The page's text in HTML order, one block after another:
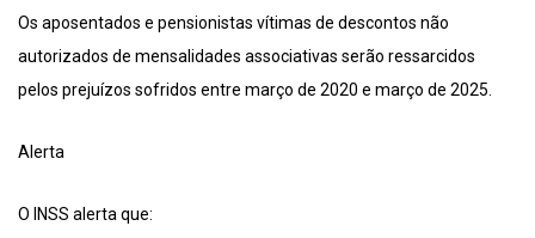
Os aposentados e pensionistas vítimas de descontos não
autorizados de mensalidades associativas serão ressarcidos
pelos prejuízos sofridos entre março de 2020 e março de 2025.
Alerta
O INSS alerta que: